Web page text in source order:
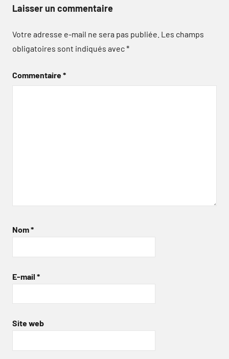
Laisser un commentaire
Votre adresse e-mail ne sera pas publiée. Les champs
obligatoires sont indiqués avec*
Commentaire*
Nom*
E-mail *
Site web